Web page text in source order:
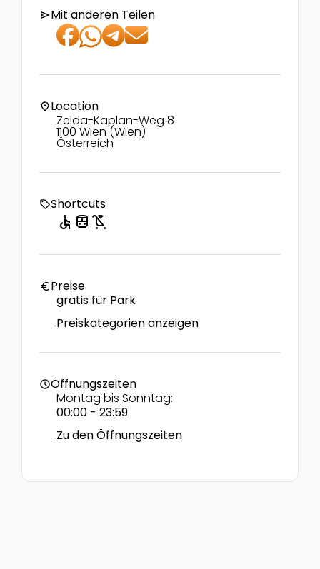
sendMit anderen Teilen
location_onLocation
Zelda-Kaplan-Weg 8
1100 Wien (Wien)
Österreich
local_offerShortcuts
accessible directions_transit child_friendly
euroPreise
gratis für Park
Preiskategorien anzeigen
scheduleÖffnungszeiten
Montag bis Sonntag:
00:00 - 23:59
Zu den Öffnungszeiten